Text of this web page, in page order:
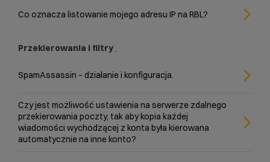
Co oznacza listowanie mojego adresu IP na RBL?
Przekierowania i filtry
SpamAssassin – działanie i konfiguracja.
Czy jest możliwość ustawienia na serwerze zdalnego
przekierowania poczty, tak aby kopia każdej
wiadomości wychodzącej z konta była kierowana
automatycznie na inne konto?